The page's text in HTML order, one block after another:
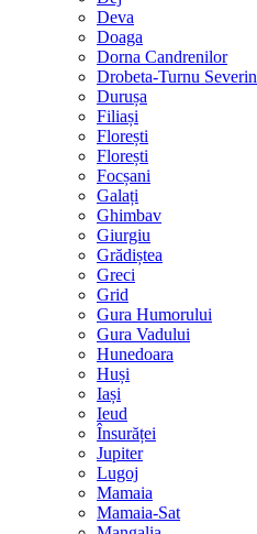
Deva
Doaga
Dorna Candrenilor
Drobeta-Turnu Severin
Durușa
Filiași
Florești
Florești
Focșani
Galați
Ghimbav
Giurgiu
Grădiștea
Greci
Grid
Gura Humorului
Gura Vadului
Hunedoara
Huși
Iași
Ieud
Însurăței
Jupiter
Lugoj
Mamaia
Mamaia-Sat